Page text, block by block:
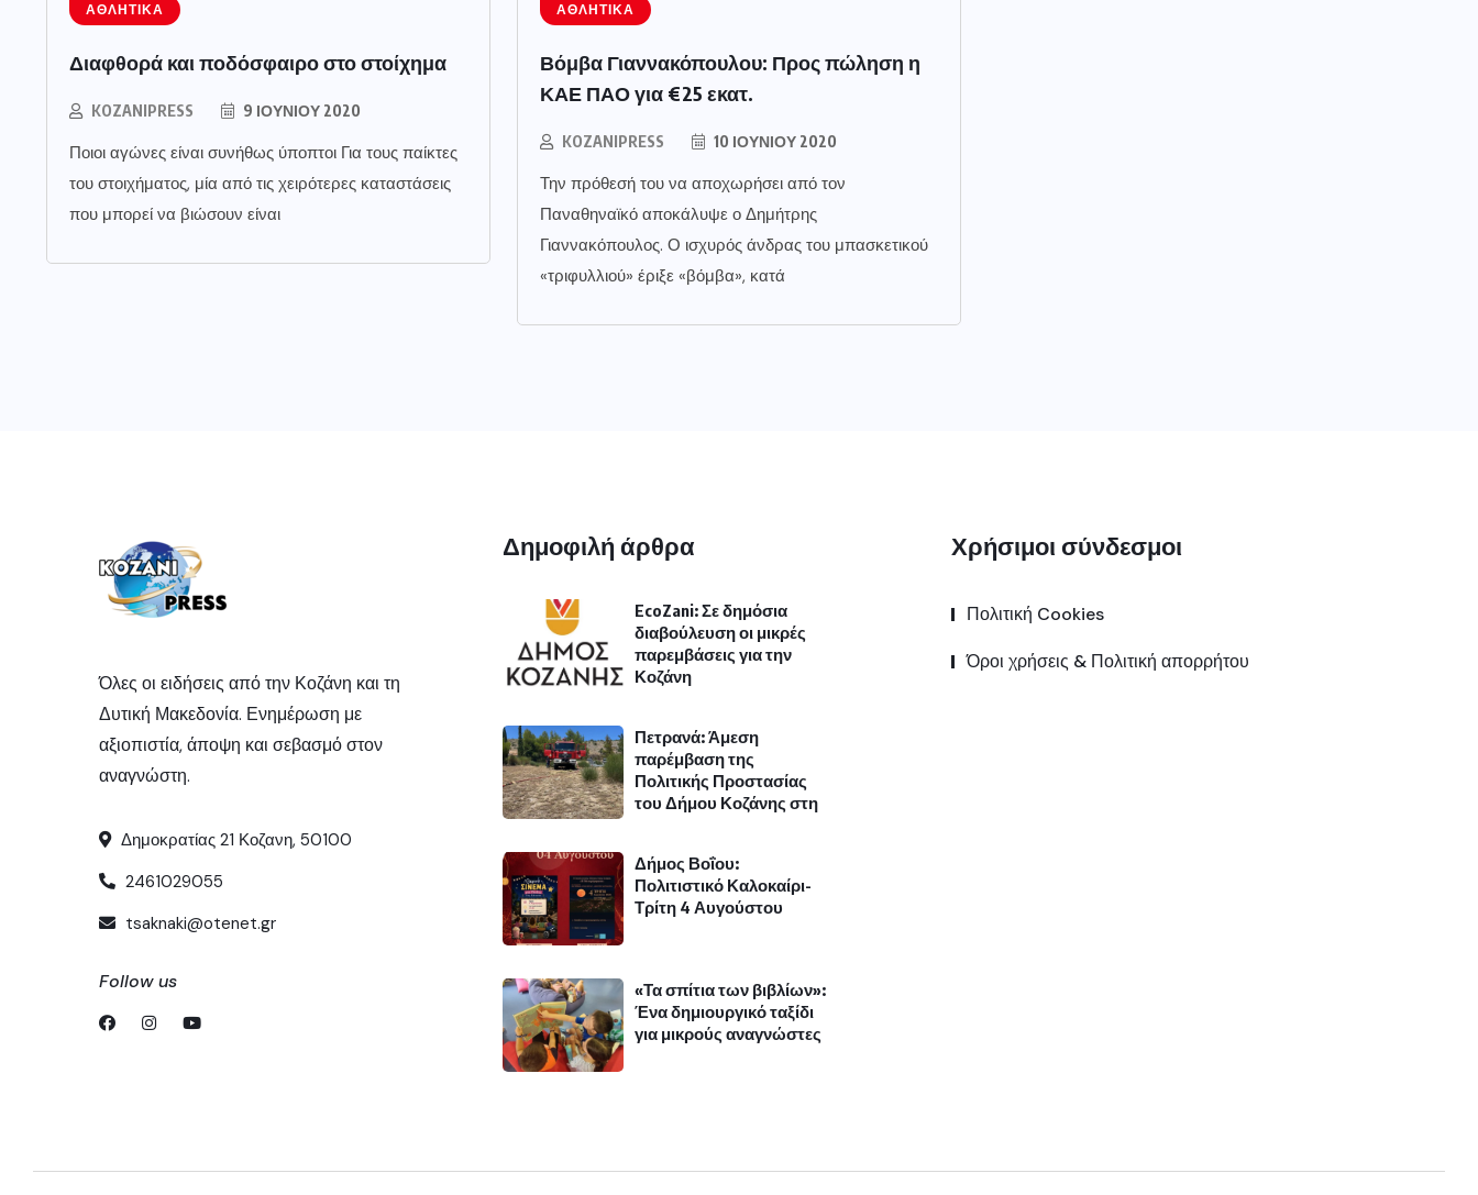
ΑΘΛΗΤΙΚΆ
Διαφθορά και ποδόσφαιρο στο στοίχημα
KOZANIPRESS 9 ΙΟΥΝΊΟΥ 2020
Ποιοι αγώνες είναι συνήθως ύποπτοι Για τους παίκτες
του στοιχήματος, μία από τις χειρότερες καταστάσεις
που μπορεί να βιώσουν είναι
ΑΘΛΗΤΙΚΆ
Βόμβα Γιαννακόπουλου: Προς πώληση η
ΚΑΕ ΠΑΟ για €25 εκατ.
KOZANIPRESS 10 ΙΟΥΝΊΟΥ 2020
Την πρόθεσή του να αποχωρήσει από τον
Παναθηναϊκό αποκάλυψε ο Δημήτρης
Γιαννακόπουλος. Ο ισχυρός άνδρας του μπασκετικού
«τριφυλλιού» έριξε «βόμβα», κατά
Όλες οι ειδήσεις από την Κοζάνη και τη
Δυτική Μακεδονία. Ενημέρωση με
αξιοπιστία, άποψη και σεβασμό στον
αναγνώστη.
Δημοκρατίας 21 Κοζανη, 50100
2461029055
tsaknaki@otenet.gr
Follow us
Δημοφιλή άρθρα
EcoZani: Σε δημόσια
διαβούλευση οι μικρές
παρεμβάσεις για την
Κοζάνη
Πετρανά: Άμεση
παρέμβαση της
Πολιτικής Προστασίας
του Δήμου Κοζάνης στη
Δήμος Βοΐου:
Πολιτιστικό Καλοκαίρι-
Τρίτη 4 Αυγούστου
«Τα σπίτια των βιβλίων»:
Ένα δημιουργικό ταξίδι
για μικρούς αναγνώστες
Χρήσιμοι σύνδεσμοι
Πολιτική Cookies
Όροι χρήσεις & Πολιτική απορρήτου